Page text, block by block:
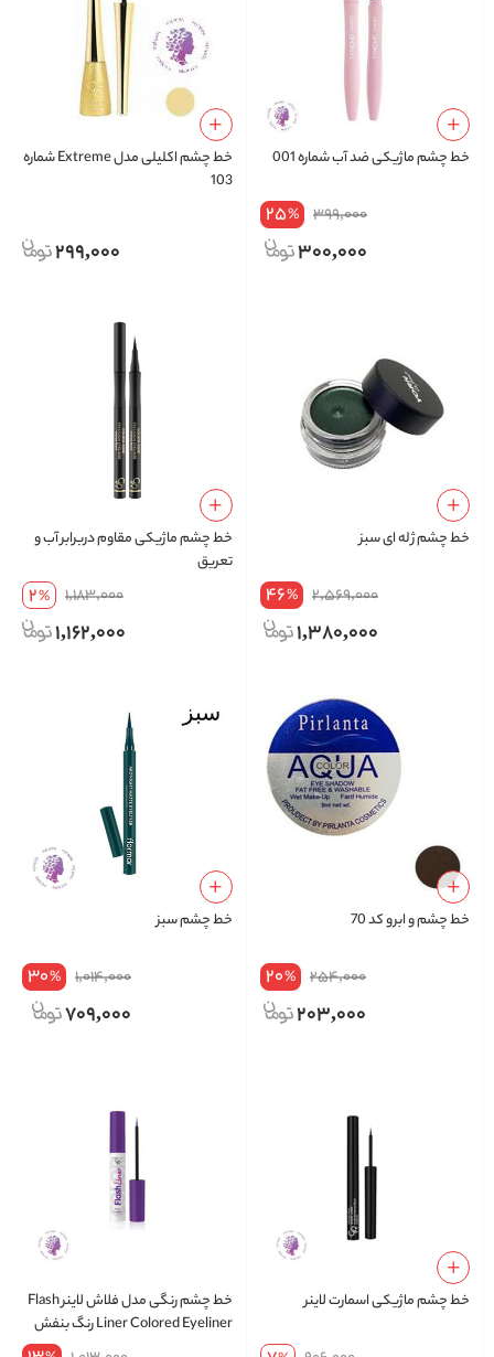
خط چشم ماژیکی ضد آب شماره 001
399,000
25%
300,000
خط چشم اکلیلی مدل Extreme شماره
103
299,000
خط چشم ژله ای سبز
2,569,000
46%
1,380,000
خط چشم ماژیکی مقاوم دربرابر آب و
تعریق
1,183,000
2%
1,162,000
خط چشم و ابرو کد 70
254,000
20%
203,000
خط چشم سبز
1,014,000
30%
709,000
خط چشم ماژیکی اسمارت لاینر
خط چشم رنگی مدل فلاش لاینر Flash
Liner Colored Eyeliner رنگ بنفش